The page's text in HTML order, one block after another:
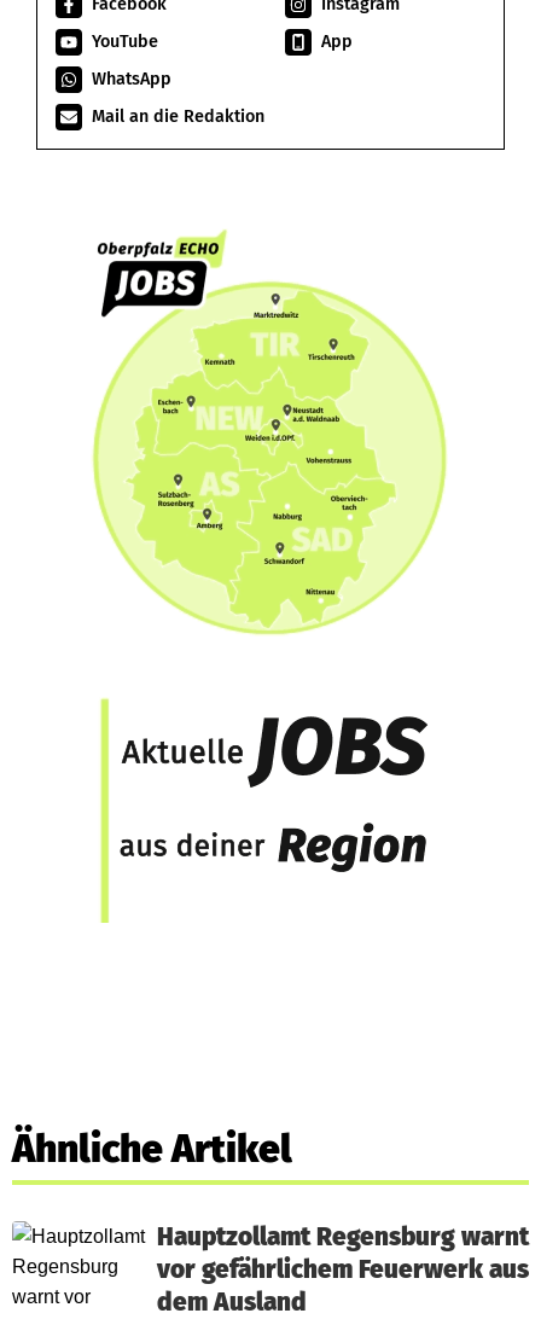
Facebook
Instagram
YouTube
App
WhatsApp
Mail an die Redaktion
Ähnliche Artikel
Hauptzollamt Regensburg warnt
vor gefährlichem Feuerwerk aus
dem Ausland